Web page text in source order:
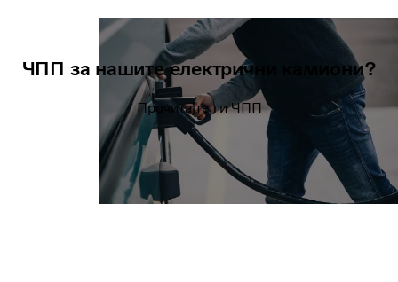
ЧПП за нашите електрични камиони?
Прочитајте ги ЧПП